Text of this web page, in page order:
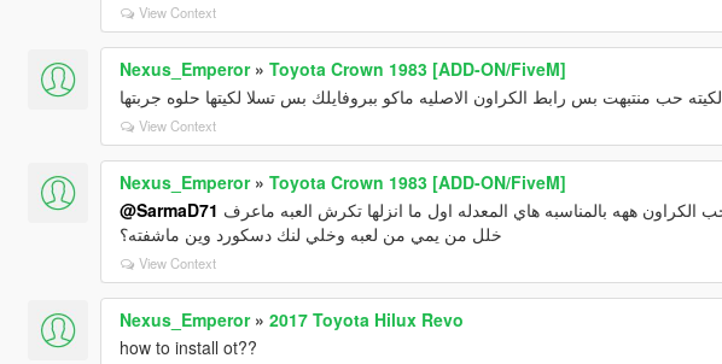
View Context
Nexus_Emperor» Toyota Crown 1983 [ADD-ON/FiveM]
لكيته حب منتبهت بس رابط الكراون الاصليه ماكو ببروفايلك بس تسلا لكيتها حلوه جربتها
View Context
Nexus_Emperor» Toyota Crown 1983 [ADD-ON/FiveM]
@SarmaD71
خلل من يمي من لعبه وخلي لنك دسكورد وين ماشفته؟
View Context
Nexus_Emperor» 2017 Toyota Hilux Revo
how to install ot??